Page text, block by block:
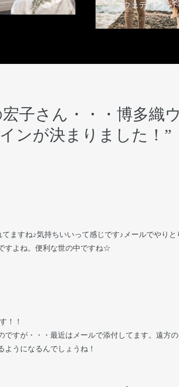
年5月8日
ウェディング
2020年2月13日
宏子さん・・・博多織
インが決まりました！ ”
ますね♪気持ちいいって感じです♪メールでやり
すよね。便利な世の中ですね☆
！！
すが・・・最近はメールで添付してます。遠方
うになるんでしょうね！